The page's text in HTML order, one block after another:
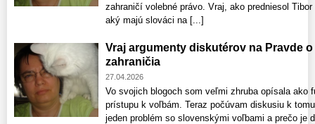
zahraničí volebné právo. Vraj, ako predniesol
aký majú slováci na [...]
Vraj argumenty diskutérov na Pravde
zahraničia
27.04.2026
Vo svojich blogoch som veľmi zhruba opísala ako
prístupu k voľbám. Teraz počúvam diskusiu k
jeden problém so slovenskými voľbami a prečo je